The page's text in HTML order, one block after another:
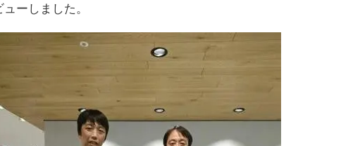
ューしました。